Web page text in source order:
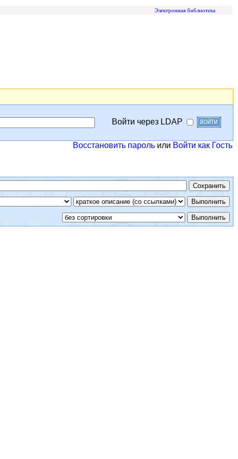
Электронная библиотека
Войти через LDAP
Восстановить пароль или Войти как Гость